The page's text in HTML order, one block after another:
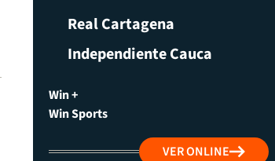
Real Cartagena
Independiente Cauca
Win +
Win Sports
VER ONLINE